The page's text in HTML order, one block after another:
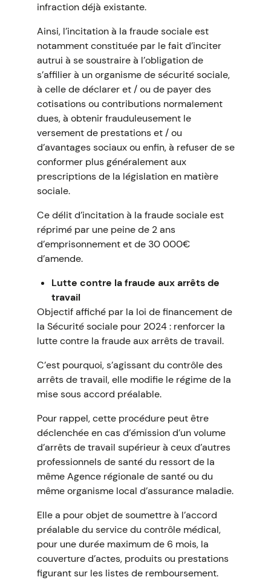
infraction déjà existante.
Ainsi, l’incitation à la fraude sociale est
notamment constituée par le fait d’inciter
autrui à se soustraire à l’obligation de
s’affilier à un organisme de sécurité sociale,
à celle de déclarer et / ou de payer des
cotisations ou contributions normalement
dues, à obtenir frauduleusement le
versement de prestations et / ou
d’avantages sociaux ou enfin, à refuser de se
conformer plus généralement aux
prescriptions de la législation en matière
sociale.
Ce délit d’incitation à la fraude sociale est
réprimé par une peine de 2 ans
d’emprisonnement et de 30 000€
d’amende.
Lutte contre la fraude aux arrêts de
travail
Objectif affiché par la loi de financement de
la Sécurité sociale pour 2024 : renforcer la
lutte contre la fraude aux arrêts de travail.
C’est pourquoi, s’agissant du contrôle des
arrêts de travail, elle modifie le régime de la
mise sous accord préalable.
Pour rappel, cette procédure peut être
déclenchée en cas d’émission d’un volume
d’arrêts de travail supérieur à ceux d’autres
professionnels de santé du ressort de la
même Agence régionale de santé ou du
même organisme local d’assurance maladie.
Elle a pour objet de soumettre à l’accord
préalable du service du contrôle médical,
pour une durée maximum de 6 mois, la
couverture d’actes, produits ou prestations
figurant sur les listes de remboursement.